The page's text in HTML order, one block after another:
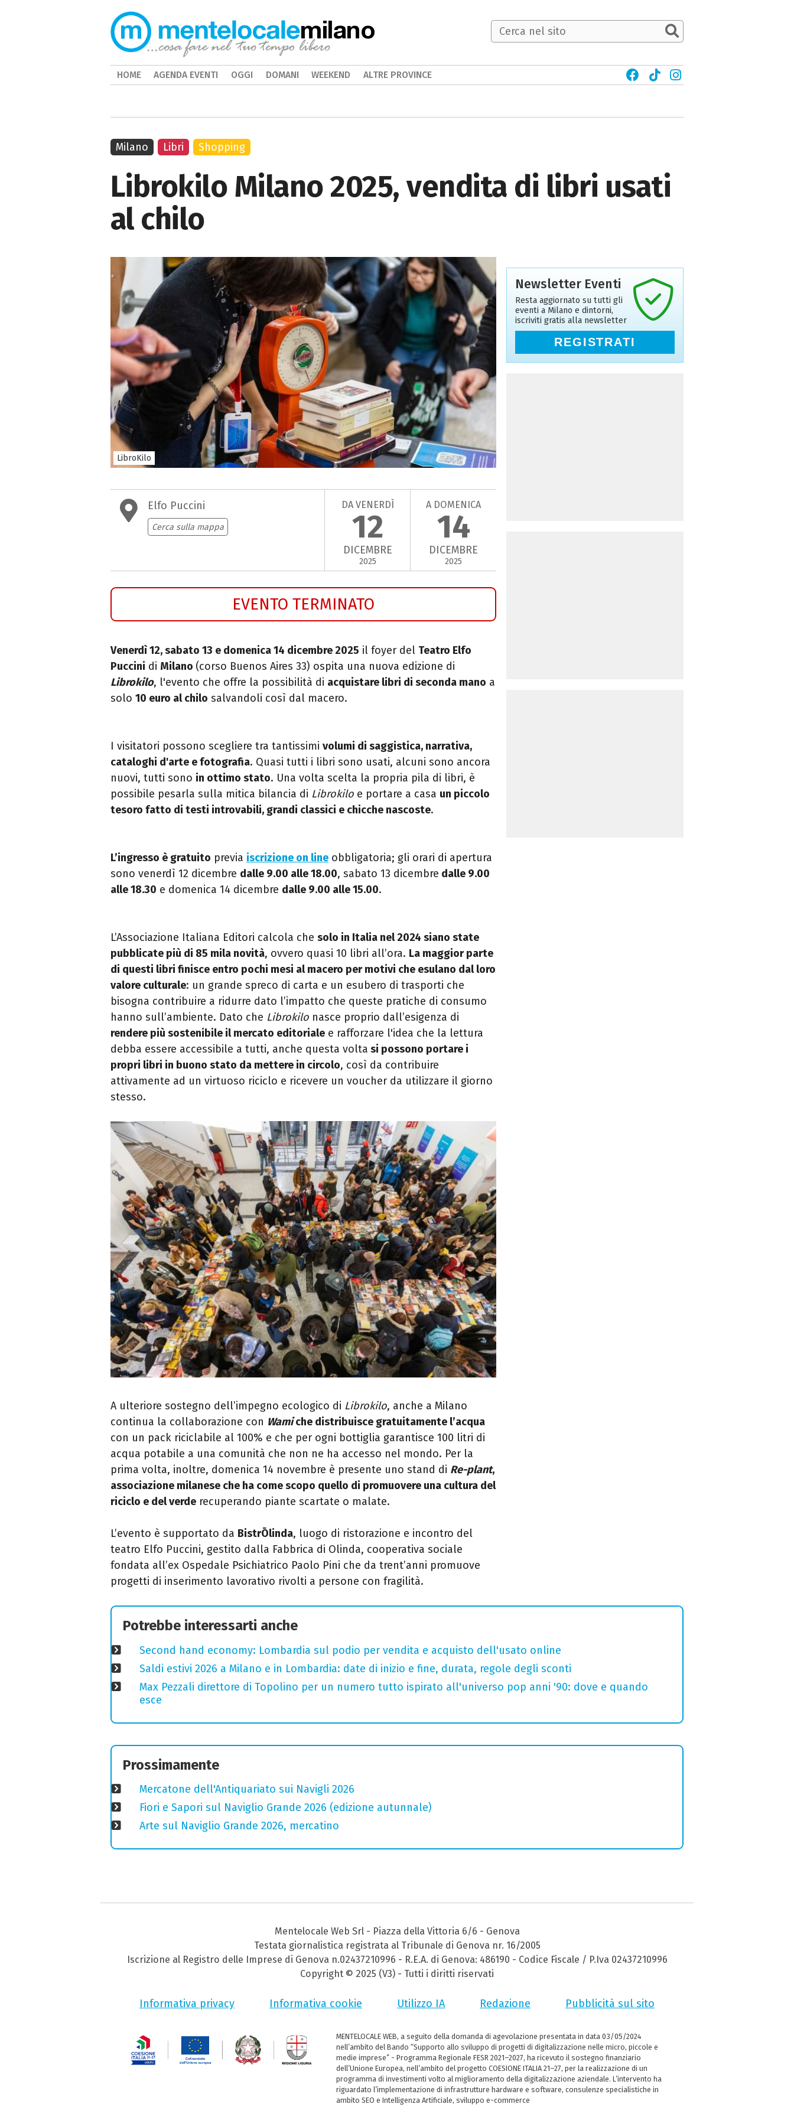
Librokilo Milano 2025, vendita di libri usati
al chilo
LibroKilo
Elfo Puccini
Cerca sulla mappa
DA VENERDÌ
12
DICEMBRE
2025
A DOMENICA
14
DICEMBRE
2025
EVENTO TERMINATO
Venerdì 12, sabato 13 e domenica 14 dicembre 2025 il foyer del Teatro Elfo
Puccini di Milano (corso Buenos Aires 33) ospita una nuova edizione di
Librokilo, l'evento che offre la possibilità di acquistare libri di seconda mano a
solo 10 euro al chilo salvandoli così dal macero.
I visitatori possono scegliere tra tantissimi volumi di saggistica, narrativa,
cataloghi d'arte e fotografia. Quasi tutti i libri sono usati, alcuni sono ancora
nuovi, tutti sono in ottimo stato. Una volta scelta la propria pila di libri, è
possibile pesarla sulla mitica bilancia di Librokilo e portare a casa un piccolo
tesoro fatto di testi introvabili, grandi classici e chicche nascoste.
L’ingresso è gratuito previa iscrizione on line obbligatoria; gli orari di apertura
sono venerdì 12 dicembre dalle 9.00 alle 18.00, sabato 13 dicembre dalle 9.00
alle 18.30 e domenica 14 dicembre dalle 9.00 alle 15.00.
L’Associazione Italiana Editori calcola che solo in Italia nel 2024 siano state
pubblicate più di 85 mila novità, ovvero quasi 10 libri all’ora. La maggior parte
di questi libri finisce entro pochi mesi al macero per motivi che esulano dal loro
valore culturale: un grande spreco di carta e un esubero di trasporti che
bisogna contribuire a ridurre dato l’impatto che queste pratiche di consumo
hanno sull’ambiente. Dato che Librokilo nasce proprio dall’esigenza di
rendere più sostenibile il mercato editoriale e rafforzare l'idea che la lettura
debba essere accessibile a tutti, anche questa volta si possono portare i
propri libri in buono stato da mettere in circolo, così da contribuire
attivamente ad un virtuoso riciclo e ricevere un voucher da utilizzare il giorno
stesso.
A ulteriore sostegno dell’impegno ecologico di Librokilo, anche a Milano
continua la collaborazione con Wamiche distribuisce gratuitamente l’acqua
con un pack riciclabile al 100% e che per ogni bottiglia garantisce 100 litri di
acqua potabile a una comunità che non ne ha accesso nel mondo. Per la
prima volta, inoltre, domenica 14 novembre è presente uno stand di Re-plant,
associazione milanese che ha come scopo quello di promuovere una cultura del
riciclo e del verde recuperando piante scartate o malate.
L’evento è supportato da BistrŌlinda, luogo di ristorazione e incontro del
teatro Elfo Puccini, gestito dalla Fabbrica di Olinda, cooperativa sociale
fondata all’ex Ospedale Psichiatrico Paolo Pini che da trent’anni promuove
progetti di inserimento lavorativo rivolti a persone con fragilità.
Milano Libri Shopping
Newsletter Eventi
Resta aggiornato su tutti gli
eventi a Milano e dintorni,
iscriviti gratis alla newsletter
REGISTRATI
Potrebbe interessarti anche
Second hand economy: Lombardia sul podio per vendita e acquisto dell'usato online
Saldi estivi 2026 a Milano e in Lombardia: date di inizio e fine, durata, regole degli sconti
Max Pezzali direttore di Topolino per un numero tutto ispirato all'universo pop anni '90: dove e quando
esce
Prossimamente
Mercatone dell'Antiquariato sui Navigli 2026
Fiori e Sapori sul Naviglio Grande 2026 (edizione autunnale)
Arte sul Naviglio Grande 2026, mercatino
milano
HOME AGENDA EVENTI OGGI DOMANI WEEKEND ALTRE PROVINCE
Mentelocale Web Srl - Piazza della Vittoria 6/6 - Genova
Testata giornalistica registrata al Tribunale di Genova nr. 16/2005
Iscrizione al Registro delle Imprese di Genova n.02437210996 - R.E.A. di Genova: 486190 - Codice Fiscale / P.Iva 02437210996
Copyright © 2025 (V3) - Tutti i diritti riservati
Informativa privacy Informativa cookie Utilizzo IA Redazione Pubblicità sul sito
MENTELOCALE WEB, a seguito della domanda di agevolazione presentata in data 03/05/2024
nell’ambito del Bando “Supporto allo sviluppo di progetti di digitalizzazione nelle micro, piccole e
medie imprese” - Programma Regionale FESR 2021–2027, ha ricevuto il sostegno finanziario
dell’Unione Europea, nell’ambito del progetto COESIONE ITALIA 21–27, per la realizzazione di un
programma di investimenti volto al miglioramento della digitalizzazione aziendale. L’intervento ha
riguardato l’implementazione di infrastrutture hardware e software, consulenze specialistiche in
ambito SEO e Intelligenza Artificiale, sviluppo e-commerce